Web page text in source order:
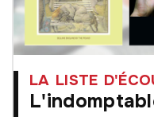
LA LISTE